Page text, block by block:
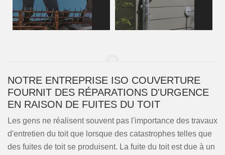
NOTRE ENTREPRISE ISO COUVERTURE
FOURNIT DES RÉPARATIONS D'URGENCE
EN RAISON DE FUITES DU TOIT
Les gens ne réalisent souvent pas l'importance des travaux
d'entretien du toit que lorsque des catastrophes telles que
des fuites de toit se produisent. La fuite du toit est due à un